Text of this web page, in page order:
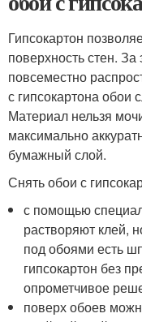
Гипсокартон
поверхность стен.
повсеместно
с гипсокартона обои
Материал нельзя
максимально
бумажный слой.
Снять обои с
с помощью
растворяют клей,
под обоями есть
гипсокартон без
опрометчивое
поверх обоев